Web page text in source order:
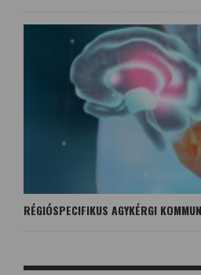
RÉGIÓSPECIFIKUS AGYKÉRGI